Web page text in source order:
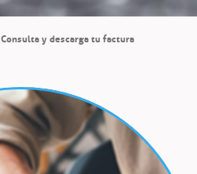
Consulta y descarga tu factura